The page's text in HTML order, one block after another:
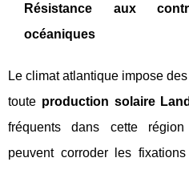
Résistance aux
océaniques
Le climat atlantique impose
toute production solaire
fréquents dans cette région
peuvent corroder les